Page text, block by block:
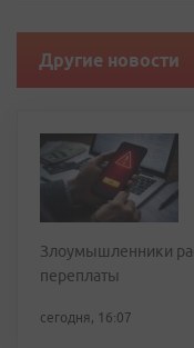
Другие новости
Злоумышленники
переплаты
сегодня, 16:07